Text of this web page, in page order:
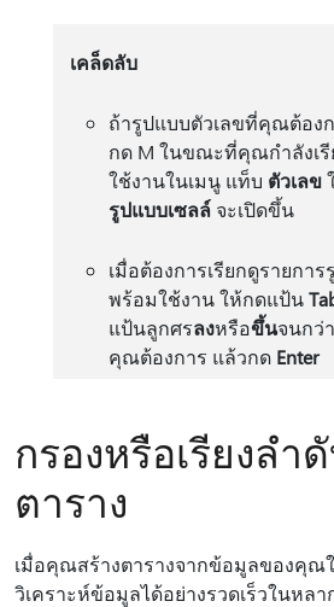
เคล็ดลับ
ถ้ารูปแบบตัวเลขที่คุณต้อง
กด M ในขณะที่คุณกําลังเ
ใช้งานในเมนู แท็บ ตัวเลข
รูปแบบเซลล์จะเปิดขึ้น
เมื่อต้องการเรียกดูรายกา
พร้อมใช้งาน ให้กดแป้น
แป้นลูกศรลงหรือขึ้นจนกว่
คุณต้องการ แล้วกด Enter
กรองหรือเรียงลำ
ตาราง
เมื่อคุณสร้างตารางจากข้อมูลของคุ
วิเคราะห์ข้อมูลได้อย่างรวดเร็วในหล